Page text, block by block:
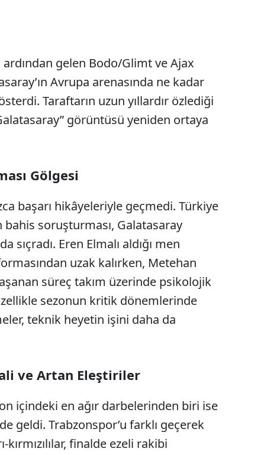
gelen Bodo/Glimt ve Ajax
Avrupa arenasında ne kadar
Taraftarın uzun yıllardır özlediği
görüntüsü yeniden ortaya
Gölgesi
başarı hikâyeleriyle geçmedi. Türkiye
soruşturması, Galatasaray
sıçradı. Eren Elmalı aldığı men
uzak kalırken, Metehan
süreç takım üzerinde psikolojik
sezonun kritik dönemlerinde
teknik heyetin işini daha da
ve Artan Eleştiriler
içindeki en ağır darbelerinden biri ise
geldi. Trabzonspor’u farklı geçerek
finalde ezeli rakibi